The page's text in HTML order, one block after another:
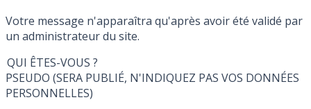
Votre message n'apparaîtra qu'après avoir été validé par
un administrateur du site.
QUI ÊTES-VOUS ?
PSEUDO (SERA PUBLIÉ, N'INDIQUEZ PAS VOS DONNÉES
PERSONNELLES)